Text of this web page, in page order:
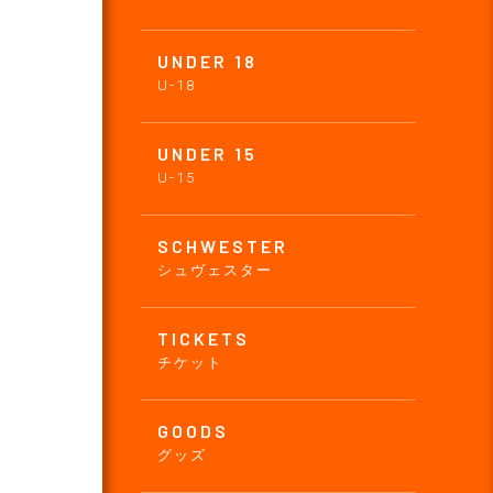
UNDER 18
U-18
UNDER 15
U-15
SCHWESTER
シュヴェスター
TICKETS
チケット
GOODS
グッズ